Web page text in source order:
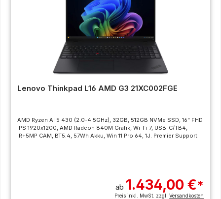
Lenovo Thinkpad L16 AMD G3 21XC002FGE
AMD Ryzen AI 5 430 (2.0-4.5GHz), 32GB, 512GB NVMe SSD, 16" FHD
IPS 1920x1200, AMD Radeon 840M Grafik, Wi-Fi 7, USB-C/TB4,
IR+5MP CAM, BT5.4, 57Wh Akku, Win 11 Pro 64, 1J. Premier Support
ab 1.434,00 €*
Preis inkl. MwSt. zzgl.Versandkosten